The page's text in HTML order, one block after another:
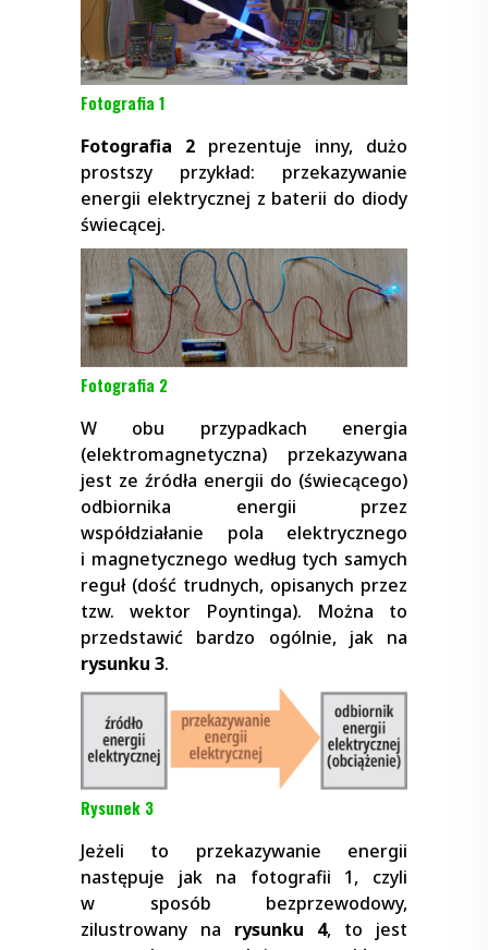
Fotografia 1
Fotografia 2 prezentuje inny, dużo
prostszy przykład: przekazywanie
energii elektrycznej z baterii do diody
świecącej.
Fotografia 2
W obu przypadkach energia
(elektromagnetyczna) przekazywana
jest ze źródła energii do (świecącego)
odbiornika energii przez
współdziałanie pola elektrycznego
i magnetycznego według tych samych
reguł (dość trudnych, opisanych przez
tzw. wektor Poyntinga). Można to
przedstawić bardzo ogólnie, jak na
rysunku 3.
Rysunek 3
Jeżeli to przekazywanie energii
następuje jak na fotografii 1, czyli
w sposób bezprzewodowy,
zilustrowany na rysunku 4, to jest